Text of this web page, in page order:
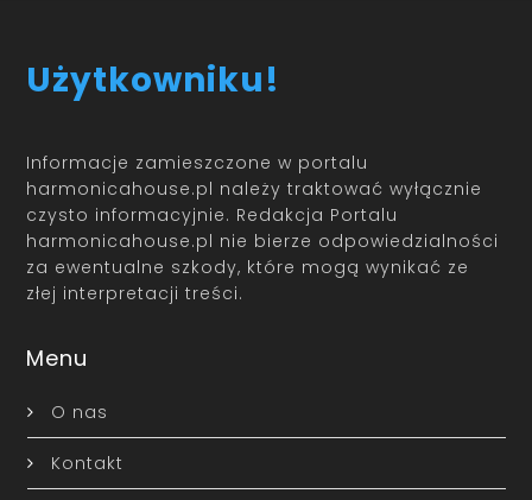
Użytkowniku!
Informacje zamieszczone w portalu
harmonicahouse.pl należy traktować wyłącznie
czysto informacyjnie. Redakcja Portalu
harmonicahouse.pl nie bierze odpowiedzialności
za ewentualne szkody, które mogą wynikać ze
złej interpretacji treści.
Menu
O nas
Kontakt